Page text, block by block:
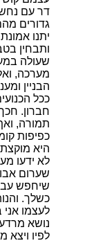
דר עם
גדורים
יתנו
ותבחין
שעולה
מערכה,
הבניין
ככל
חברון.
תמורה,
כפיפות
היא מוקצת
לא ידעו
שערום
שיחפש
כשלך.
לעצמו
נושא
לפיו